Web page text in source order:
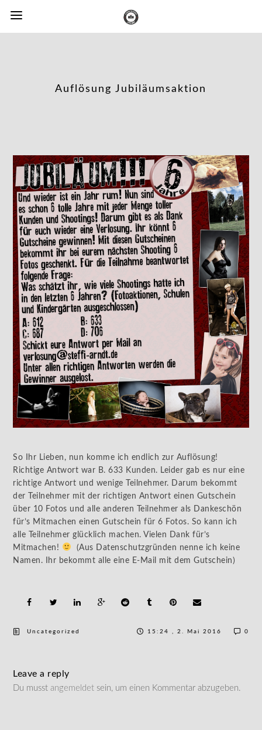
Auflösung Jubiläumsaktion
So Ihr Lieben, nun komme ich endlich zur Auflösung!
Richtige Antwort war B. 633 Kunden. Leider gab es nur eine
richtige Antwort und wenige Teilnehmer. Darum bekommt
der Teilnehmer mit der richtigen Antwort einen Gutschein
über 10 Fotos und alle anderen Teilnehmer als Dankeschön
für’s Mitmachen einen Gutschein für 6 Fotos. So kann ich
alle Teilnehmer glücklich machen. Vielen Dank für’s
Mitmachen!
(Aus Datenschutzgründen nenne ich keine
Namen. Ihr bekommt alle eine E-Mail mit dem Gutschein)
Uncategorized 15:24 , 2. Mai 2016 0
Leave a reply
Du musstangemeldet sein, um einen Kommentar abzugeben.